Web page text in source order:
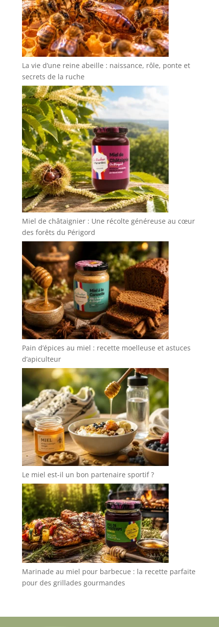
La vie d’une reine abeille : naissance, rôle, ponte et
secrets de la ruche
Miel de châtaignier : Une récolte généreuse au cœur
des forêts du Périgord
Pain d’épices au miel : recette moelleuse et astuces
d’apiculteur
Le miel est-il un bon partenaire sportif ?
Marinade au miel pour barbecue : la recette parfaite
pour des grillades gourmandes